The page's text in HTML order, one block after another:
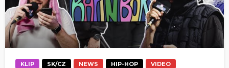
KLIP SK/CZ NEWS HIP-HOP VIDEO